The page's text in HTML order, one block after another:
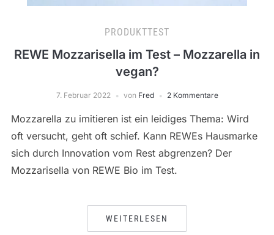
PRODUKTTEST
REWE Mozzarisella im Test – Mozzarella in
vegan?
7. Februar 2022 von Fred 2 Kommentare
Mozzarella zu imitieren ist ein leidiges Thema: Wird
oft versucht, geht oft schief. Kann REWEs Hausmarke
sich durch Innovation vom Rest abgrenzen? Der
Mozzarisella von REWE Bio im Test.
WEITERLESEN